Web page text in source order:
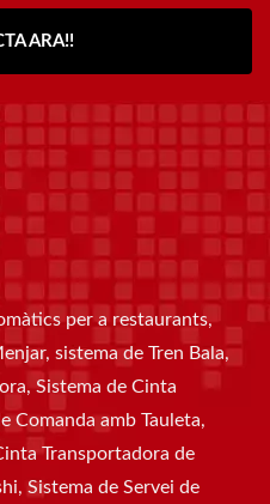
ARA!!
per a restaurants,
sistema de Tren Bala,
Sistema de Cinta
Comanda amb Tauleta,
Transportadora de
Sistema de Servei de